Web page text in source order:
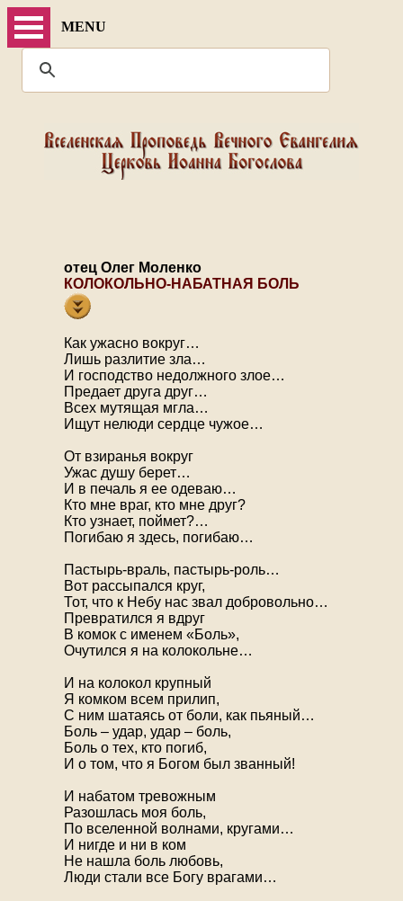
MENU
отец Олег Моленко
КОЛОКОЛЬНО-НАБАТНАЯ БОЛЬ
Как ужасно вокруг…
Лишь разлитие зла…
И господство недолжного злое…
Предает друга друг…
Всех мутящая мгла…
Ищут нелюди сердце чужое…
От взиранья вокруг
Ужас душу берет…
И в печаль я ее одеваю…
Кто мне враг, кто мне друг?
Кто узнает, поймет?…
Погибаю я здесь, погибаю…
Пастырь-враль, пастырь-роль…
Вот рассыпался круг,
Тот, что к Небу нас звал добровольно…
Превратился я вдруг
В комок с именем «Боль»,
Очутился я на колокольне…
И на колокол крупный
Я комком всем прилип,
С ним шатаясь от боли, как пьяный…
Боль – удар, удар – боль,
Боль о тех, кто погиб,
И о том, что я Богом был званный!
И набатом тревожным
Разошлась моя боль,
По вселенной волнами, кругами…
И нигде и ни в ком
Не нашла боль любовь,
Люди стали все Богу врагами…